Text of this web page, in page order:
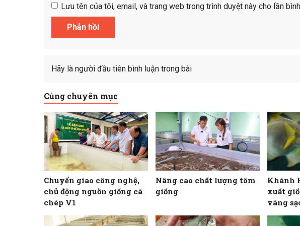
Lưu tên của tôi, email, và trang web trong trình duyệt này cho lần
Hãy là người đầu tiên bình luận trong bài
Cùng chuyên mục
Chuyển giao công nghệ,
chủ động nguồn giống cá
chép V1
Nâng cao chất lượng tôm
giống
Khánh
xuất
vàng